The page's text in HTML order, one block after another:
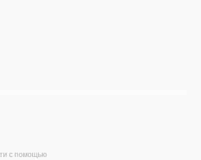
с помощью